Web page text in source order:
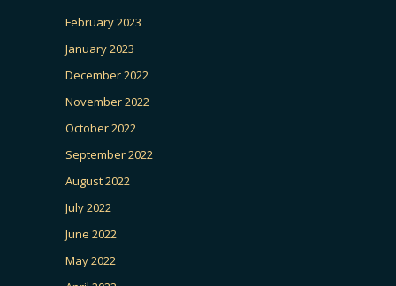
February 2023
January 2023
December 2022
November 2022
October 2022
September 2022
August 2022
July 2022
June 2022
May 2022